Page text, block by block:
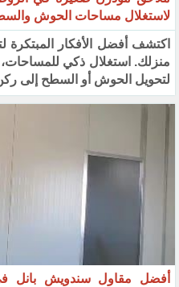
لاستغلال مساحات الحوش والسطح
اكتشف أفضل الأفكار
منزلك. استغلال ذكي
لتحويل الحوش أو السطح إلى
أفضل مقاول سندويش بانل